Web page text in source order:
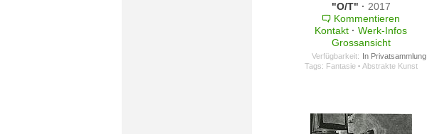
"O/T" · 2017
Kommentieren
Kontakt · Werk-Infos
Grossansicht
Verfügbarkeit: In Privatsammlung
Tags: Fantasie · Abstrakte Kunst